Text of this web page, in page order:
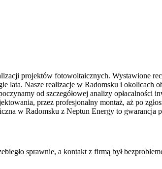
projektów fotowoltaicznych. Wystawione
lata. Nasze realizacje w Radomsku i okolicach
od szczegółowej analizy opłacalności
przez profesjonalny montaż, aż po
w Radomsku z Neptun Energy to gwarancja
sprawnie, a kontakt z firmą był